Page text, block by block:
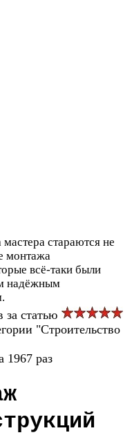
стараются не
монтажа
всё-таки были
надёжным
за статью
"Строительство
1967 раз